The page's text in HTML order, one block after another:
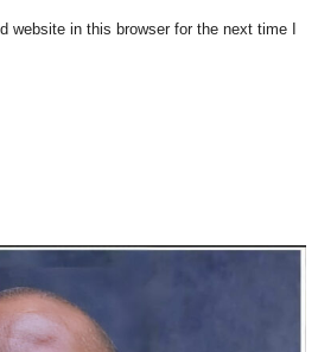
website in this browser for the next time I